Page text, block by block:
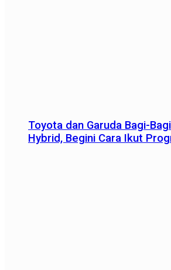
Toyota dan Garuda Bagi-
Hybrid, Begini Cara Ikut